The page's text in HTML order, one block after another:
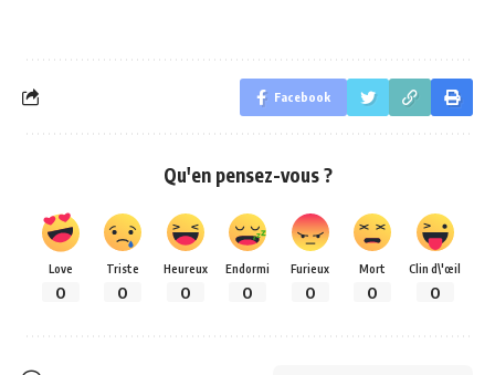
Facebook
Qu'en pensez-vous ?
Love
0
Triste
0
Heureux
0
Endormi
0
Furieux
0
Mort
0
Clin d\'œil
0